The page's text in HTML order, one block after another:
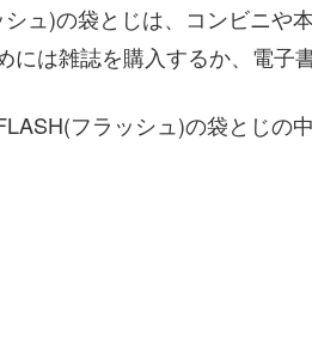
ュ)の袋とじは、コンビニや
には雑誌を購入するか、電子
フラッシュ)の袋とじの